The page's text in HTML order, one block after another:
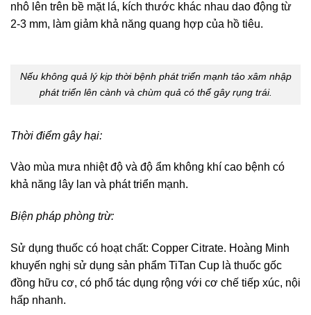
nhô lên trên bề mặt lá, kích thước khác nhau dao động từ
2-3 mm, làm giảm khả năng quang hợp của hồ tiêu.
Nếu không quả lý kịp thời bệnh phát triển mạnh tảo xâm nhập
phát triển lên cành và chùm quả có thể gây rụng trái.
Thời điểm gây hại:
Vào mùa mưa nhiệt độ và độ ẩm không khí cao bệnh có
khả năng lây lan và phát triển mạnh.
Biện pháp phòng trừ:
Sử dụng thuốc có hoạt chất: Copper Citrate. Hoàng Minh
khuyến nghị sử dụng sản phẩm TiTan Cup là thuốc gốc
đồng hữu cơ, có phổ tác dụng rộng với cơ chế tiếp xúc, nội
hấp nhanh.